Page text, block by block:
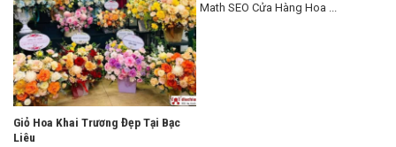
Giỏ Hoa Khai Trương Đẹp Tại Bạc
Liêu
Math SEO Cửa Hàng Hoa ...